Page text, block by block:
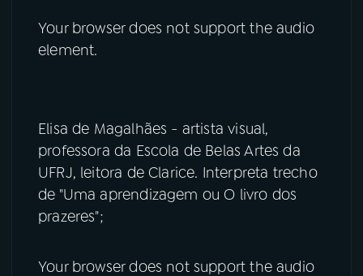
Your browser does not support the audio
element.
Elisa de Magalhães - artista visual,
professora da Escola de Belas Artes da
UFRJ, leitora de Clarice. Interpreta trecho
de "Uma aprendizagem ou O livro dos
prazeres";
Your browser does not support the audio